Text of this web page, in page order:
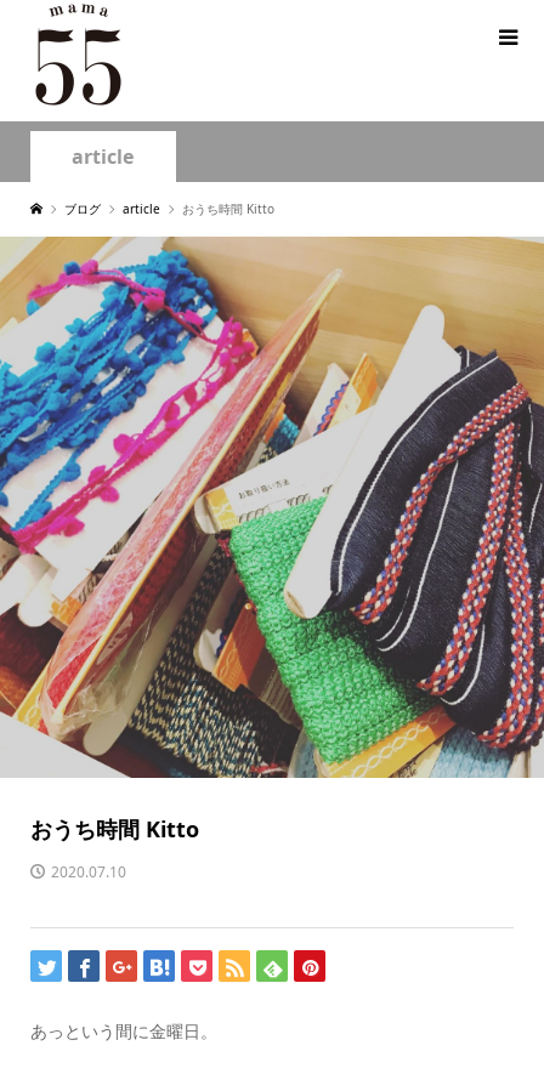
article
ブログ article おうち時間 Kitto
おうち時間 Kitto
2020.07.10
あっという間に金曜日。